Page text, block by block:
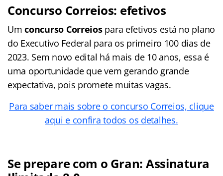
Concurso Correios: efetivos
Umconcurso Correiospara efetivos está no plano
do Executivo Federal para os primeiro 100 dias de
2023. Sem novo edital há mais de 10 anos, essa é
uma oportunidade que vem gerando grande
expectativa, pois promete muitas vagas.
Para saber mais sobre o concurso Correios, clique
aqui e confira todos os detalhes.
Se prepare com o Gran: Assinatura